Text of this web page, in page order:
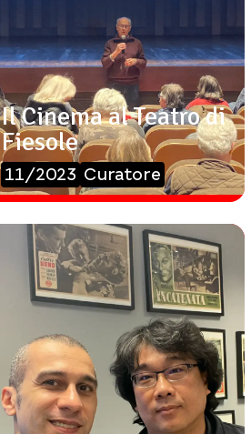
Il Cinema al Teatro di
Fiesole
11/2023 Curatore